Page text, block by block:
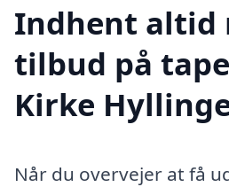
Indhent altid
tilbud på
Kirke
Når du overvejer at få